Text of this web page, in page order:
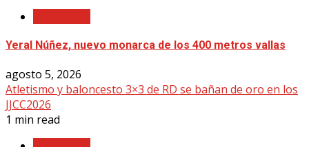
Yeral Núñez, nuevo monarca de los 400 metros vallas
agosto 5, 2026
Atletismo y baloncesto 3×3 de RD se bañan de oro en los
JJCC2026
1 min read